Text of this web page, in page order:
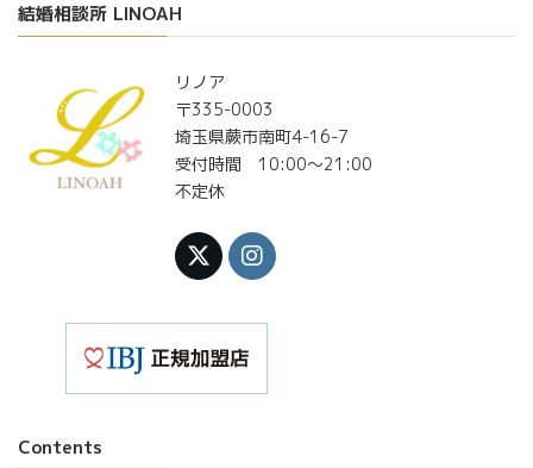
結婚相談所 LINOAH
リノア
〒335-0003
埼玉県蕨市南町4-16-7
受付時間 10:00〜21:00
不定休
Contents